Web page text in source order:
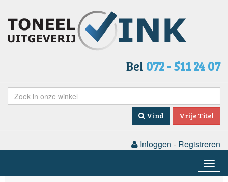
Bel 072 - 511 24 07
Vind Vrije Titel
Inloggen - Registreren